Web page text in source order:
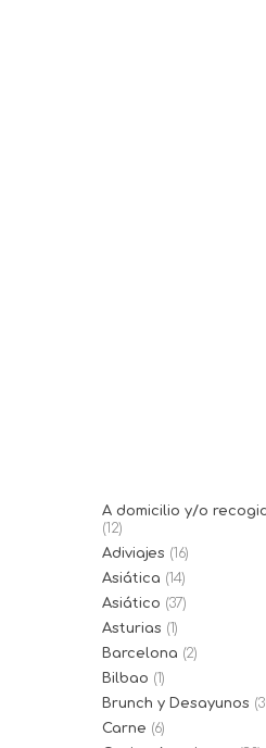
A domicilio y/o
(12)
Adiviajes (16)
Asiática (14)
Asiático (37)
Asturias (1)
Barcelona (2)
Bilbao (1)
Brunch y Desayunos
Carne (6)